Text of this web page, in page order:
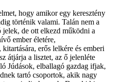
hogy amikor egy keresztény
történik valami. Talán nem a
de ott elkezd működni a
ember életére,
erős lelkére és emberi
átjárja a lisztet, az ő jelenléte
Júdások, elballagó gazdag ifjak,
tartó csoportok, akik nagy